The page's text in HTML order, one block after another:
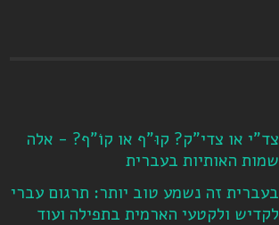
צד"י או צדי"ק? קוּ"ף או קוֹ"ף? - אלה
שמות האותיות בעברית
בעברית זה נשמע טוב יותר: תרגום עברי
לקדיש ולקטעי הארמית בתפילה ועוד